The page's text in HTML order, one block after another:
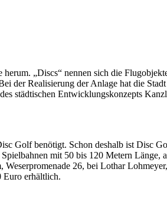
herum. „Discs“ nennen sich die
der Realisierung der Anlage hat die
städtischen Entwicklungskonzepts
Golf benötigt. Schon deshalb ist Disc
mit 50 bis 120 Metern Länge,
26, bei Lothar
Euro erhältlich.